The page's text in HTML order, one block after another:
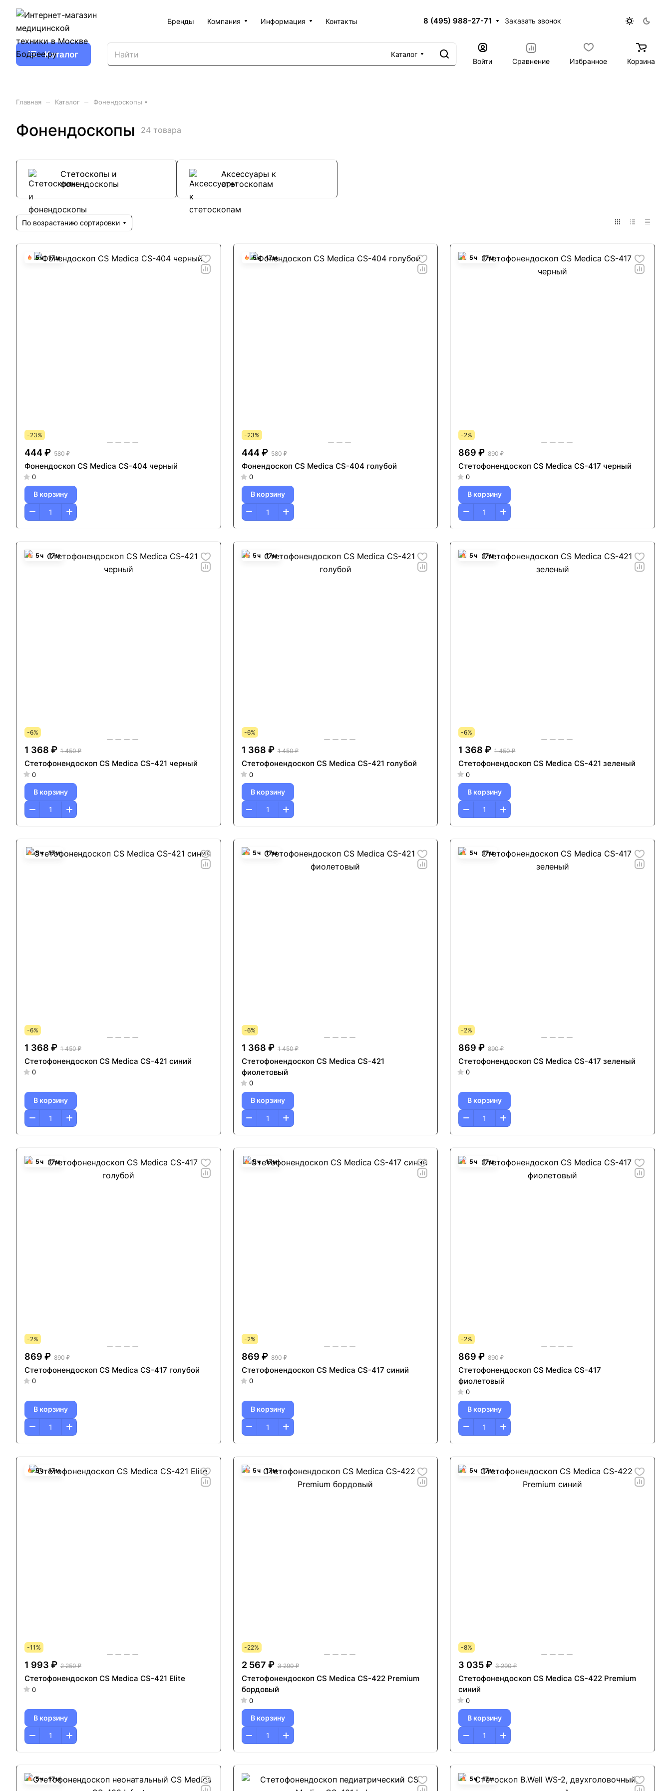
Бренды Компания Информация Контакты 8 (495) 988-27-71 Заказать звонок
Каталог
Каталог
Войти
Сравнение Избранное Корзина
Главная Каталог Фонендоскопы
Фонендоскопы 24 товара
Стетоскопы и
фонендоскопы
Аксессуары к
стетоскопам
По возрастанию сортировки
5ч 17м
-23%
444 ₽ 580 ₽
Фонендоскоп CS Medica CS-404 черный
0
В корзину
5ч 17м
-23%
444 ₽ 580 ₽
Фонендоскоп CS Medica CS-404 голубой
0
В корзину
5ч 17м
-2%
869 ₽ 890 ₽
Стетофонендоскоп CS Medica CS-417 черный
0
В корзину
5ч 17м
-6%
1 368 ₽ 1 450 ₽
Стетофонендоскоп CS Medica CS-421 черный
0
В корзину
5ч 17м
-6%
1 368 ₽ 1 450 ₽
Стетофонендоскоп CS Medica CS-421 голубой
0
В корзину
5ч 17м
-6%
1 368 ₽ 1 450 ₽
Стетофонендоскоп CS Medica CS-421 зеленый
0
В корзину
5ч 17м
-6%
1 368 ₽ 1 450 ₽
Стетофонендоскоп CS Medica CS-421 синий
0
В корзину
5ч 17м
-6%
1 368 ₽ 1 450 ₽
Стетофонендоскоп CS Medica CS-421
фиолетовый
0
В корзину
5ч 17м
-2%
869 ₽ 890 ₽
Стетофонендоскоп CS Medica CS-417 зеленый
0
В корзину
5ч 17м
-2%
869 ₽ 890 ₽
Стетофонендоскоп CS Medica CS-417 голубой
0
В корзину
5ч 17м
-2%
869 ₽ 890 ₽
Стетофонендоскоп CS Medica CS-417 синий
0
В корзину
5ч 17м
-2%
869 ₽ 890 ₽
Стетофонендоскоп CS Medica CS-417
фиолетовый
0
В корзину
5ч 17м
-11%
1 993 ₽ 2 250 ₽
Стетофонендоскоп CS Medica CS-421 Elite
0
В корзину
5ч 17м
-22%
2 567 ₽ 3 290 ₽
Стетофонендоскоп CS Medica CS-422 Premium
бордовый
0
В корзину
5ч 17м
-8%
3 035 ₽ 3 290 ₽
Стетофонендоскоп CS Medica CS-422 Premium
синий
0
В корзину
5ч 17м 5ч 17м